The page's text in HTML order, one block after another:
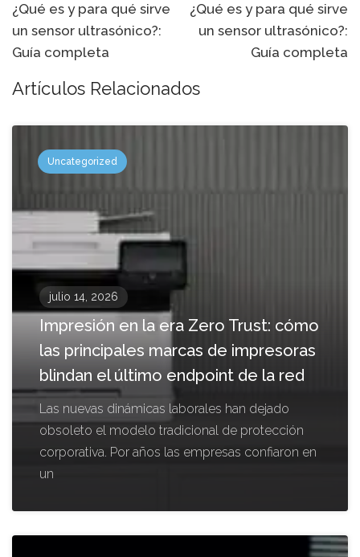
de
navegación
¿Qué es y para qué sirve
un sensor ultrasónico?:
Guía completa
¿Qué es y para qué sirve
un sensor ultrasónico?:
Guía completa
Artículos Relacionados
Uncategorized
julio 14, 2026
Impresión en la era Zero Trust: cómo
las principales marcas de impresoras
blindan el último endpoint de la red
Las nuevas dinámicas laborales han dejado
obsoleto el modelo tradicional de protección
corporativa. Por años las empresas confiaron en
un